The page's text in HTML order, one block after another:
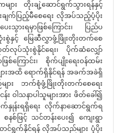
ား တိုးချဲ့ဆောင်ရွက်သွားရန်နှင့်
ျက်ပြည့်မီစေရေး လိုအပ်သည့်ပံ့ပိုး
သွားရမှာဖြစ်ကြောင်း၊ ပြည်ပ
စွဲနှင့် မြေဆီလွှာဖွံ့ဖြိုးတိုးတက်စေ
ပ်သုံးစွဲနိုင်ရေး၊ ပိုက်ဆံလျှော်
စ်ကြောင်း၊ စိုက်ပျိုးရေးဝန်ထမ်း
ားအထိ ရောက်ရှိနိုင်ရန် အခက်အခဲရှိ
ျား ဘက်စုံဖွံ့ဖြိုးတိုးတက်စေရေး
ဝါသနာပါသူများအား ဖိတ်ခေါ်၍
န်းရရှိရေး လိုက်နာဆောင်ရွက်ရ
နစ်ဖြင့် သင်တန်းပေး၍ ကျေးရွာ
င်ရွက်နိုင်ရန် လိုအပ်သည်များ ပံ့ပိုး